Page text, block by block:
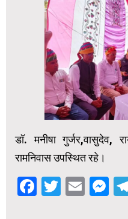
डॉ. मनीषा गुर्जर,वासुदेव,
रामनिवास उपस्थित रहे।
Facebook
Twitter